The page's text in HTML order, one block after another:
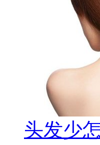
头发少